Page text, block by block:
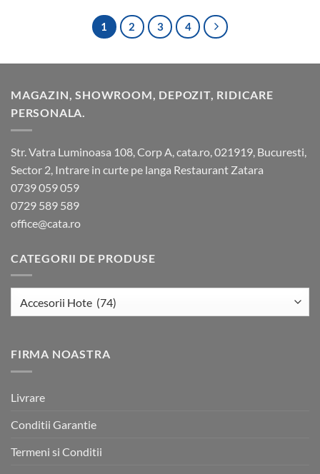
1 2 3 4
MAGAZIN, SHOWROOM, DEPOZIT, RIDICARE
PERSONALA.
Str. Vatra Luminoasa 108, Corp A, cata.ro, 021919, Bucuresti,
Sector 2, Intrare in curte pe langa Restaurant Zatara
0739 059 059
0729 589 589
office@cata.ro
CATEGORII DE PRODUSE
FIRMA NOASTRA
Livrare
Conditii Garantie
Termeni si Conditii